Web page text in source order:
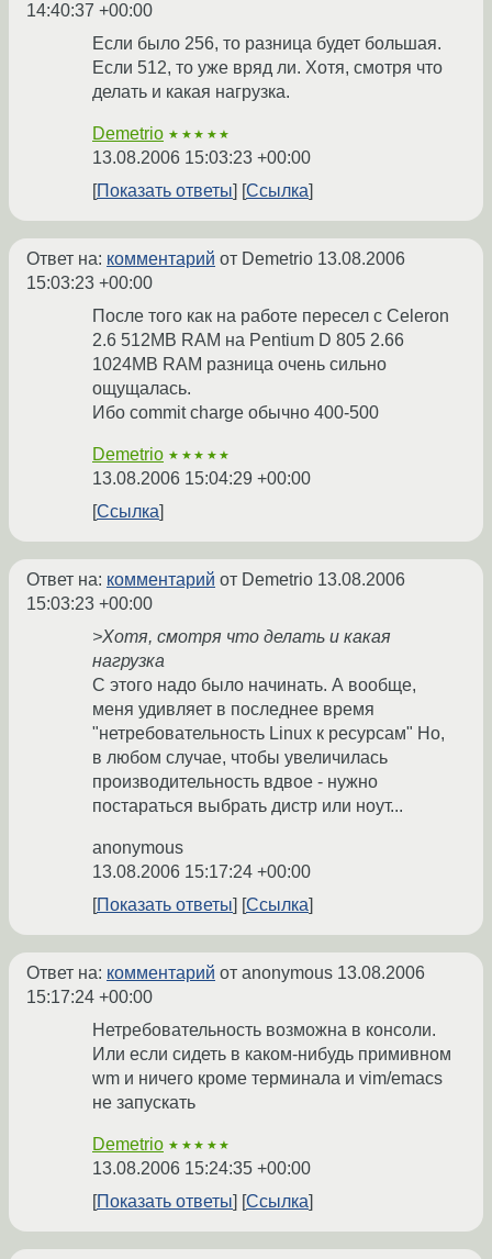
14:40:37 +00:00
Если было 256, то разница будет большая.
Если 512, то уже вряд ли. Хотя, смотря что
делать и какая нагрузка.
Demetrio ★★★★★
13.08.2006 15:03:23 +00:00
Показать ответы
Ссылка
Ответ на: комментарий от Demetrio 13.08.2006
15:03:23 +00:00
После того как на работе пересел с Celeron
2.6 512MB RAM на Pentium D 805 2.66
1024MB RAM разница очень сильно
ощущалась.
Ибо commit charge обычно 400-500
Demetrio ★★★★★
13.08.2006 15:04:29 +00:00
Ссылка
Ответ на: комментарий от Demetrio 13.08.2006
15:03:23 +00:00
>Хотя, смотря что делать и какая
нагрузка
С этого надо было начинать. А вообще,
меня удивляет в последнее время
"нетребовательность Linux к ресурсам" Но,
в любом случае, чтобы увеличилась
производительность вдвое - нужно
постараться выбрать дистр или ноут...
anonymous
13.08.2006 15:17:24 +00:00
Показать ответы
Ссылка
Ответ на: комментарий от anonymous 13.08.2006
15:17:24 +00:00
Нетребовательность возможна в консоли.
Или если сидеть в каком-нибудь примивном
wm и ничего кроме терминала и vim/emacs
не запускать
Demetrio ★★★★★
13.08.2006 15:24:35 +00:00
Показать ответы
Ссылка